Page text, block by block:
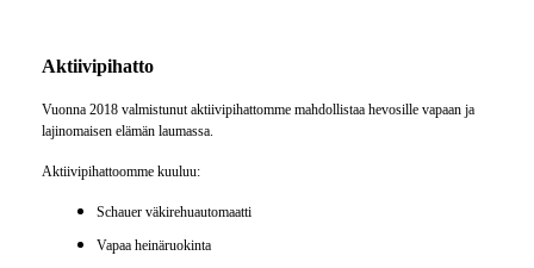
Aktiivipihatto
Vuonna 2018 valmistunut aktiivipihattomme mahdollistaa hevosille vapaan ja
lajinomaisen elämän laumassa.
Aktiivipihattoomme kuuluu:
Schauer väkirehuautomaatti
Vapaa heinäruokinta